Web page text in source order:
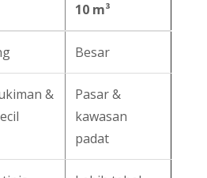
10 m³
Besar
&
Pasar &
kawasan
padat